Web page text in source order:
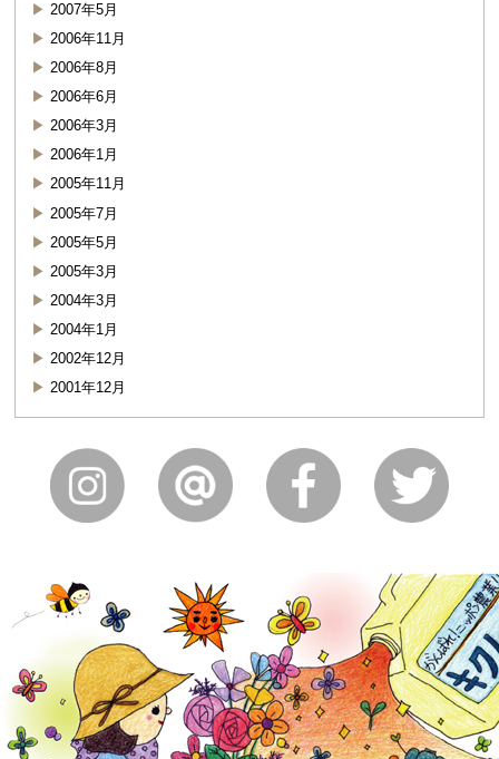
2007年5月
2006年11月
2006年8月
2006年6月
2006年3月
2006年1月
2005年11月
2005年7月
2005年5月
2005年3月
2004年3月
2004年1月
2002年12月
2001年12月